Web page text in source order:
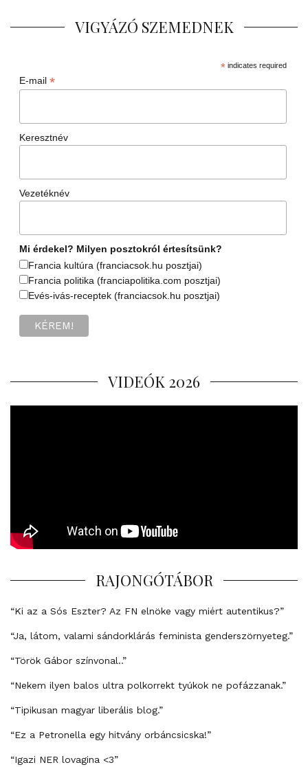
VIGYÁZÓ SZEMEDNEK
*indicates required
E-mail *
Keresztnév
Vezetéknév
Mi érdekel? Milyen posztokról értesítsünk?
Francia kultúra (franciacsok.hu posztjai)
Francia politika (franciapolitika.com posztjai)
Evés-ivás-receptek (franciacsok.hu posztjai)
VIDEÓK 2026
RAJONGÓTÁBOR
“Ki az a Sós Eszter? Az FN elnöke vagy miért autentikus?”
“Ja, látom, valami sándorklárás feminista genderszörnyeteg.”
“Török Gábor színvonal..”
“Nekem ilyen balos ultra polkorrekt tyúkok ne pofázzanak.”
“Tipikusan magyar liberális blog.”
“Ez a Petronella egy hitvány orbáncsicska!”
“Igazi NER lovagina <3”